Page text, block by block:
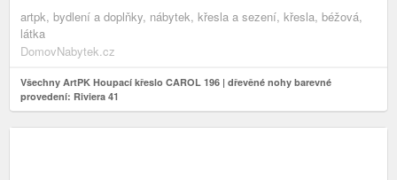
artpk, bydlení a doplňky, nábytek, křesla a sezení, křesla, béžová,
látka
DomovNabytek.cz
Všechny ArtPK Houpací křeslo CAROL 196 | dřevěné nohy barevné
provedení: Riviera 41